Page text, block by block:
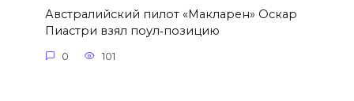
Австралийский пилот «Макларен» Оскар
Пиастри взял поул‑позицию
0 101